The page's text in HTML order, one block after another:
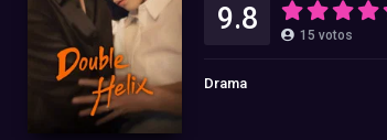
9.8 15 votos
Drama